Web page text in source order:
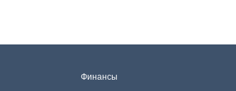
Финансы